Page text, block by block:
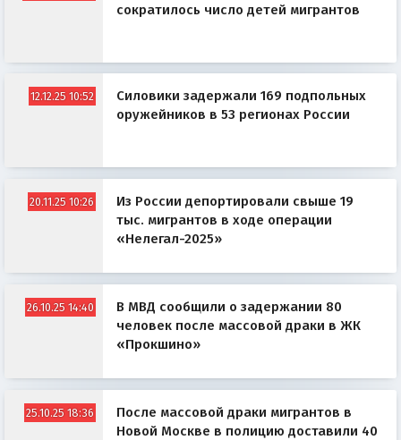
сократилось число детей мигрантов
12.12.25 10:52
Силовики задержали 169 подпольных
оружейников в 53 регионах России
20.11.25 10:26
Из России депортировали свыше 19
тыс. мигрантов в ходе операции
«Нелегал-2025»
26.10.25 14:40
В МВД сообщили о задержании 80
человек после массовой драки в ЖК
«Прокшино»
25.10.25 18:36
После массовой драки мигрантов в
Новой Москве в полицию доставили 40